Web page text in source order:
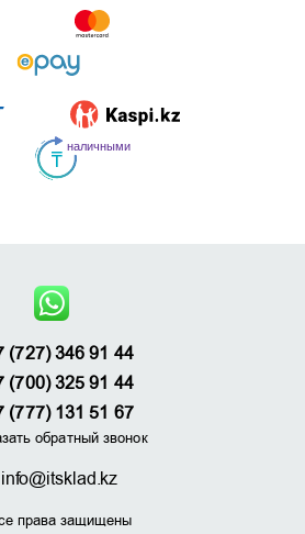
(727) 346 91 44
(700) 325 91 44
(777) 131 51 67
обратный звонок
info@itsklad.kz
права защищены